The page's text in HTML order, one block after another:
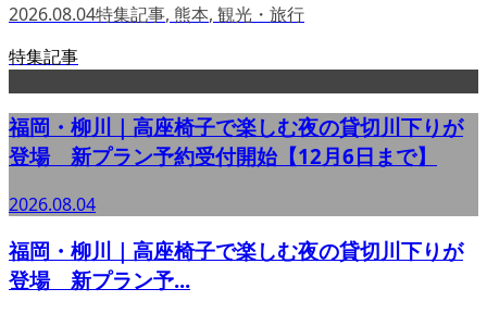
2026.08.04特集記事, 熊本, 観光・旅行
特集記事
福岡・柳川｜高座椅子で楽しむ夜の貸切川下りが
登場 新プラン予約受付開始【12月6日まで】
2026.08.04
福岡・柳川｜高座椅子で楽しむ夜の貸切川下りが
登場 新プラン予...